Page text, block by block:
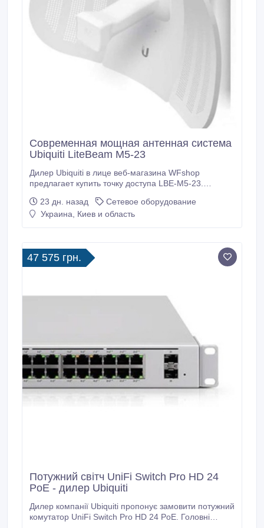
Современная мощная антенная система
Ubiquiti LiteBeam M5-23
Дилер Ubiquiti в лице веб-магазина WFshop
предлагает купить точку доступа LBE-M5-23.
LiteBeam M5-23 отличается следующими
техническими характеристиками: максимальный
размеры 362x267x184 мм, максимальная
потребляемая мощность 4 Вт, вес 750 г, ОЗУ 64 МБ,
процессор MIPS 74K, один порт 10/100 Ethernet,
23 дн. назад
Сетевое оборудование
Украина, Киев и область
47 575 грн.
Потужний світч UniFi Switch Pro HD 24
PoE - дилер Ubiquiti
Дилер компанії Ubiquiti пропонує замовити потужний
комутатор UniFi Switch Pro HD 24 PoE. Головні